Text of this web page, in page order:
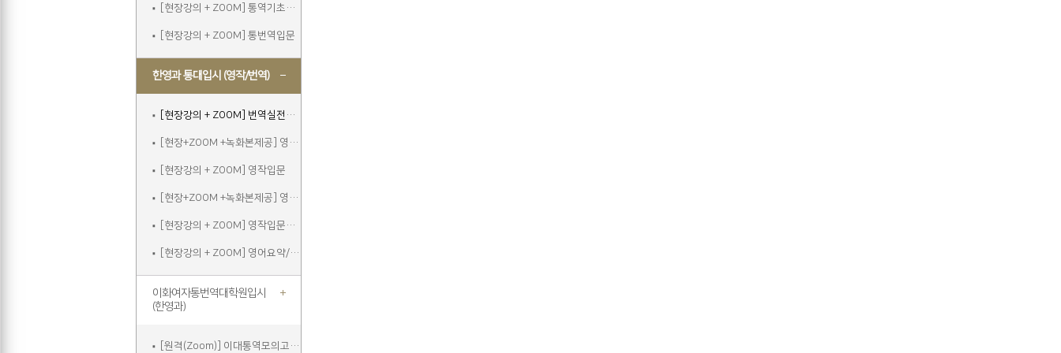
[현장강의 + ZOOM] 통역기초주말
[현장강의 + ZOOM] 통번역입문
한영과 통대입시 (영작/번역)
[현장강의 + ZOOM] 번역실전주말
[현장+ZOOM +녹화본제공] 영작입문
[현장강의 + ZOOM] 영작입문
[현장+ZOOM +녹화본제공] 영작입문주말
[현장강의 + ZOOM] 영작입문주말
[현장강의 + ZOOM] 영어요약/에세이쓰기
이화여자통번역대학원입시
(한영과)
[원격(Zoom)] 이대통역모의고사A